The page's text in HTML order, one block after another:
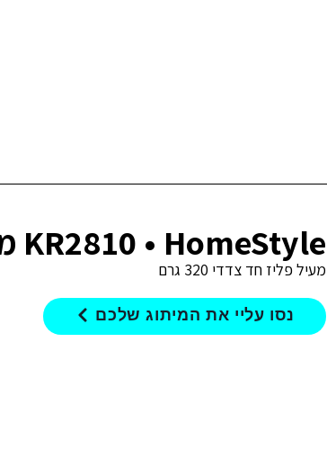
KR2810 • HomeStyle מעיל פליז
מעיל פליז חד צדדי 320 גרם
נסו עליי את המיתוג שלכם